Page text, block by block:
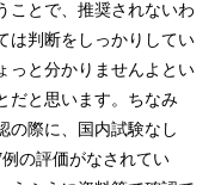
ことで、推奨されないわ
は判断をしっかりしてい
っと分かりませんよとい
だと思います。ちなみ
の際に、国内試験なし
の評価がなされてい